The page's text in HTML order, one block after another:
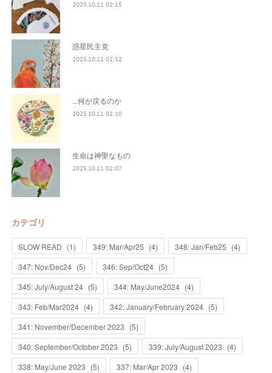
2025.10.11 02:15
惑星民主党
2025.10.11 02:12
...何が戻るのか
2025.10.11 02:10
生命は神聖なもの
2025.10.11 02:07
カテゴリ
SLOW READ (1) 349: Mar/Apr25 (4) 348: Jan/Feb25 (4)
347: Nov/Dec24 (5) 346: Sep/Oct24 (5)
345: July/August 24 (5) 344: May/June2024 (4)
343: Feb/Mar2024 (4) 342: January/February 2024 (5)
341: November/December 2023 (5)
340: September/October 2023 (5) 339: July/August 2023 (4)
338: May/June 2023 (5) 337: Mar/Apr 2023 (4)